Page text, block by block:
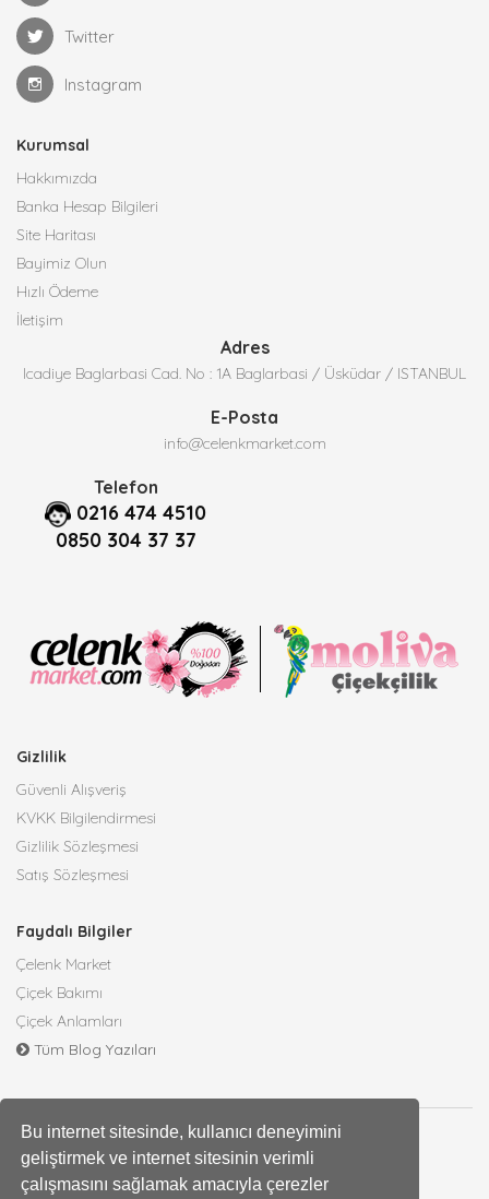
Bu internet sitesinde, kullanıcı deneyimini
geliştirmek ve internet sitesinin verimli
çalışmasını sağlamak amacıyla çerezler
Twitter
Instagram
Kurumsal
Hakkımızda
Banka Hesap Bilgileri
Site Haritası
Bayimiz Olun
Hızlı Ödeme
İletişim
Adres
Icadiye Baglarbasi Cad. No : 1A Baglarbasi / Üsküdar / ISTANBUL
E-Posta
info@celenkmarket.com
Telefon
0216 474 4510
0850 304 37 37
Gizlilik
Güvenli Alışveriş
KVKK Bilgilendirmesi
Gizlilik Sözleşmesi
Satış Sözleşmesi
Faydalı Bilgiler
Çelenk Market
Çiçek Bakımı
Çiçek Anlamları
Tüm Blog Yazıları